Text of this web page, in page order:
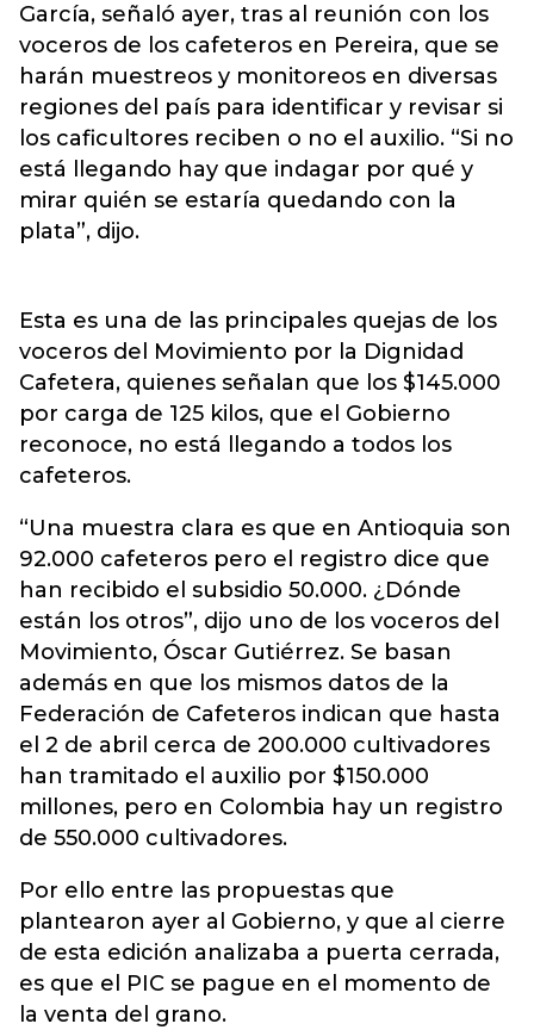
García, señaló ayer, tras al reunión con los
voceros de los cafeteros en Pereira, que se
harán muestreos y monitoreos en diversas
regiones del país para identificar y revisar si
los caficultores reciben o no el auxilio. “Si no
está llegando hay que indagar por qué y
mirar quién se estaría quedando con la
plata”, dijo.
Esta es una de las principales quejas de los
voceros del Movimiento por la Dignidad
Cafetera, quienes señalan que los $145.000
por carga de 125 kilos, que el Gobierno
reconoce, no está llegando a todos los
cafeteros.
“Una muestra clara es que en Antioquia son
92.000 cafeteros pero el registro dice que
han recibido el subsidio 50.000. ¿Dónde
están los otros”, dijo uno de los voceros del
Movimiento, Óscar Gutiérrez. Se basan
además en que los mismos datos de la
Federación de Cafeteros indican que hasta
el 2 de abril cerca de 200.000 cultivadores
han tramitado el auxilio por $150.000
millones, pero en Colombia hay un registro
de 550.000 cultivadores.
Por ello entre las propuestas que
plantearon ayer al Gobierno, y que al cierre
de esta edición analizaba a puerta cerrada,
es que el PIC se pague en el momento de
la venta del grano.